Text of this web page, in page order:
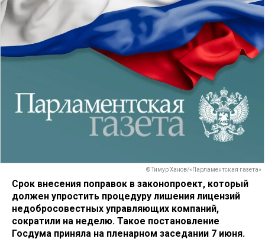
© Тимур Ханов/«Парламентская газета»
Срок внесения поправок в законопроект, который
должен упростить процедуру лишения лицензий
недобросовестных управляющих компаний,
сократили на неделю. Такое постановление
Госдума приняла на пленарном заседании 7 июня.